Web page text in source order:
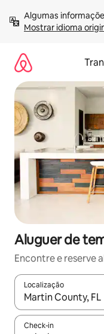
para
Mostrar idioma
Aluguer de
Encontre e reserve
Localização
Quando os
Check-in